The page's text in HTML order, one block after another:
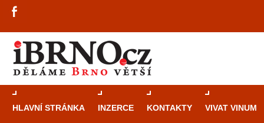
HLAVNÍ STRÁNKA INZERCE KONTAKTY VIVAT VINUM